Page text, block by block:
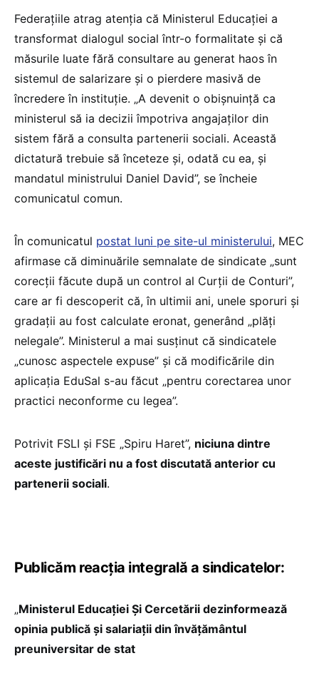
Federațiile atrag atenția că Ministerul Educației a
transformat dialogul social într-o formalitate și că
măsurile luate fără consultare au generat haos în
sistemul de salarizare și o pierdere masivă de
încredere în instituție. „A devenit o obișnuință ca
ministerul să ia decizii împotriva angajaților din
sistem fără a consulta partenerii sociali. Această
dictatură trebuie să înceteze și, odată cu ea, și
mandatul ministrului Daniel David”, se încheie
comunicatul comun.
În comunicatul postat luni pe site-ul ministerului, MEC
afirmase că diminuările semnalate de sindicate „sunt
corecții făcute după un control al Curții de Conturi”,
care ar fi descoperit că, în ultimii ani, unele sporuri și
gradații au fost calculate eronat, generând „plăți
nelegale”. Ministerul a mai susținut că sindicatele
„cunosc aspectele expuse” și că modificările din
aplicația EduSal s-au făcut „pentru corectarea unor
practici neconforme cu legea”.
Potrivit FSLI și FSE „Spiru Haret”, niciuna dintre
aceste justificări nu a fost discutată anterior cu
partenerii sociali.
Publicăm reacția integrală a sindicatelor:
„Ministerul Educației Și Cercetării dezinformează
opinia publică și salariații din învățământul
preuniversitar de stat